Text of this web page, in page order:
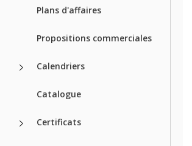
Plans d'affaires
Propositions commerciales
Calendriers
Catalogue
Certificats